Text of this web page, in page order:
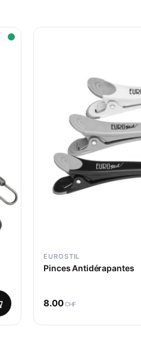
EUROSTIL
Pinces Antidérapantes
8.00CHF